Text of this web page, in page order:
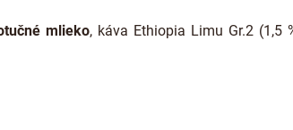
mlieko, káva Ethiopia Limu Gr.2 (1,5